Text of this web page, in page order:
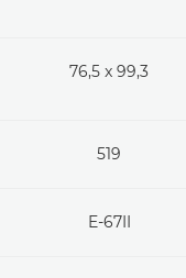
76,5 x 99,3
519
E-67II